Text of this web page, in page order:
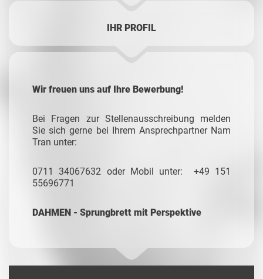
IHR PROFIL
Wir freuen uns auf Ihre Bewerbung!
Bei Fragen zur Stellenausschreibung melden
Sie sich gerne bei Ihrem Ansprechpartner Nam
Tran unter:
0711 34067632 oder Mobil unter: +49 151
55696771
DAHMEN - Sprungbrett mit Perspektive